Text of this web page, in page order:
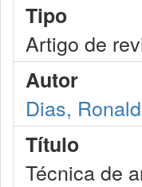
Tipo
Artigo de
Autor
Dias,
Título
Técnica de